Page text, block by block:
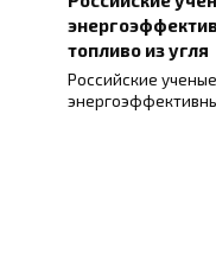
топливо из угля
Российские